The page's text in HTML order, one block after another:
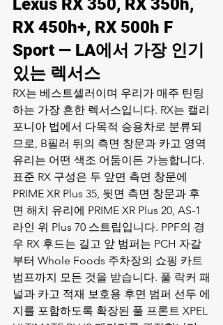
Lexus RX 350, RX 350h,
RX 450h+, RX 500h F
Sport — LA에서 가장 인기
있는 렉서스
RX는 베스트셀러이며 우리가 매주 틴팅
하는 가장 흔한 렉서스입니다. RX는 캘리
포니아 법에서 다목적 승용차로 분류되
므로, B필러 뒤의 측면 창문과 카고 영역
유리는 어떤 색조 어둠이든 가능합니다.
표준 RX 구성은 두 앞면 측면 창문에
PRIME XR Plus 35, 뒷면 측면 창문과 후
면 해치 유리에 PRIME XR Plus 20, AS-1
라인 위 Plus 70 스트립입니다. PPF의 경
우 RX 후드는 길고 앞 범퍼는 PCH 자갈
부터 Whole Foods 주차장의 쇼핑 카트
범프까지 모든 것을 받습니다. 풀 락커 패
널과 카고 적재 보호용 후면 범퍼 선두 에
지를 포함하도록 확장된 풀 프론트 XPEL